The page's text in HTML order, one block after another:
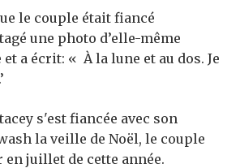
le couple était fiancé
une photo d’elle-même
a écrit: « À la lune et au dos. Je